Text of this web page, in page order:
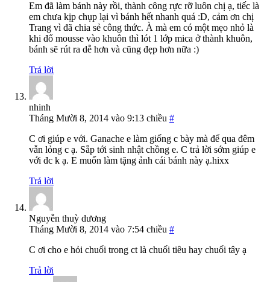
Em đã làm bánh này rồi, thành công rực rỡ luôn chị ạ, tiếc là
em chưa kịp chụp lại vì bánh hết nhanh quá :D, cảm ơn chị
Trang vì đã chia sẻ công thức. À mà em có một mẹo nhỏ là
khi đổ mousse vào khuôn thì lót 1 lớp mica ở thành khuôn,
bánh sẽ rút ra dễ hơn và cũng đẹp hơn nữa :)
Trả lời
nhinh
Tháng Mười 8, 2014 vào 9:13 chiều #
C ơi giúp e với. Ganache e làm giống c bày mà để qua đêm
vẫn lỏng c ạ. Sắp tới sinh nhật chồng e. C trả lời sớm giúp e
với đc k ạ. E muốn làm tặng ảnh cái bánh này ạ.hixx
Trả lời
Nguyễn thuỳ dương
Tháng Mười 8, 2014 vào 7:54 chiều #
C ơi cho e hỏi chuối trong ct là chuối tiêu hay chuối tây ạ
Trả lời